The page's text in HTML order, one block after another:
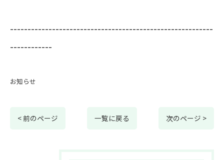
----------------------------------------------------------
------------
お知らせ
< 前のページ 一覧に戻る 次のページ >